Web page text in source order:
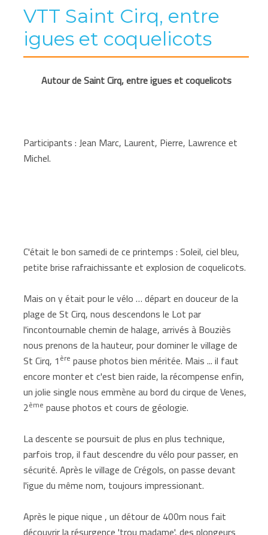
VTT Saint Cirq, entre
igues et coquelicots
Autour de Saint Cirq, entre igues et coquelicots
Participants : Jean Marc, Laurent, Pierre, Lawrence et
Michel.
C'était le bon samedi de ce printemps : Soleil, ciel bleu,
petite brise rafraichissante et explosion de coquelicots.
Mais on y était pour le vélo … départ en douceur de la
plage de St Cirq, nous descendons le Lot par
l'incontournable chemin de halage, arrivés à Bouziès
nous prenons de la hauteur, pour dominer le village de
St Cirq, 1ère pause photos bien méritée. Mais ... il faut
encore monter et c'est bien raide, la récompense enfin,
un jolie single nous emmène au bord du cirque de Venes,
2ème pause photos et cours de géologie.
La descente se poursuit de plus en plus technique,
parfois trop, il faut descendre du vélo pour passer, en
sécurité. Après le village de Crégols, on passe devant
l'igue du même nom, toujours impressionant.
Après le pique nique , un détour de 400m nous fait